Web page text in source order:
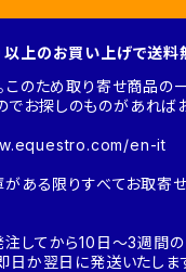
上のお買い上げで送料
ため取り寄せ商品の一
お探しのものがあれば
en-it
ある限りすべてお取寄せ
してから10日～3週間の
か翌日に発送いたしま